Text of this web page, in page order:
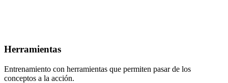
Herramientas
Entrenamiento con herramientas que permiten pasar de los
conceptos a la acción.